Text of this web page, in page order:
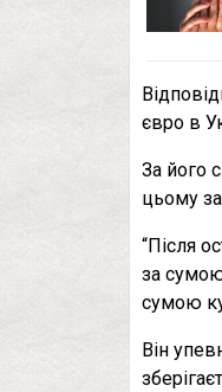
євро в
За його
цьому
“Після
за
сумою
Він